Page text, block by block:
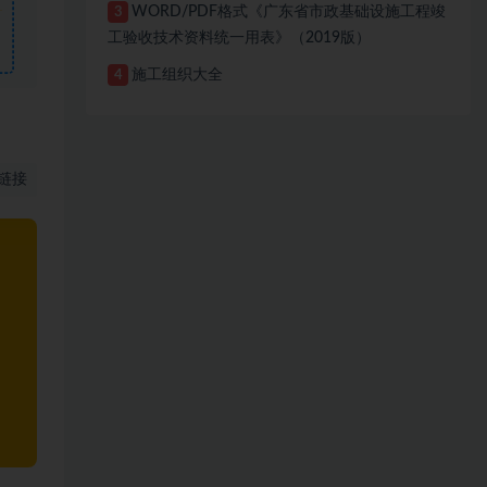
接
3
WORD/PDF格式《广东省市政基础设施工程竣
工验收技术资料统一用表》（2019版）
4 施工组织大全